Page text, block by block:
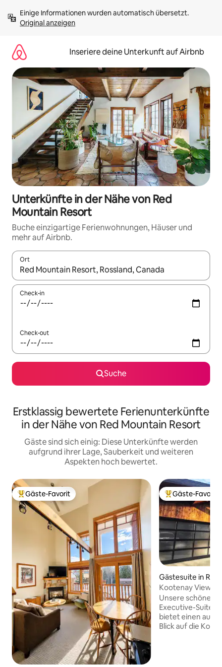
Inhalten
springenOriginal anzeigen
Inseriere deine Unterkunft auf Airbnb
Unterkünfte in der Nähe von Red
Mountain Resort
Buche einzigartige Ferienwohnungen, Häuser und
mehr auf Airbnb.
Ort
Wenn Ergebnisse verfügbar sind, navigiere mit den
Check-in
Check-out
Suche
Erstklassig bewertete Ferienunterkünfte
in der Nähe von Red Mountain Resort
Gäste sind sich einig: Diese Unterkünfte werden
aufgrund ihrer Lage, Sauberkeit und weiteren
Aspekten hoch bewertet.
Beliebter Gäste-Favorit.
Gäste-Favorit Beliebter Gäste-
Gäste-Favorit
Gästesuite in
Kootenay View –
Unsere schöne
Executive-Suite
bietet einen
Blick auf die